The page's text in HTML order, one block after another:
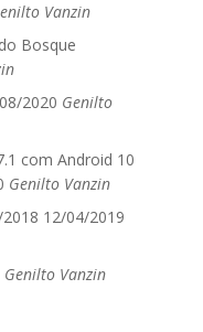
Vanzin
Bosque
2020 Genilto
com Android 10
Genilto Vanzin
12/04/2019
Genilto Vanzin